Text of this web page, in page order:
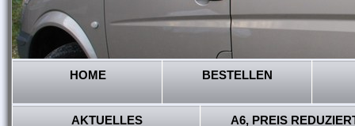
HOME BESTELLEN
AKTUELLES A6, PREIS